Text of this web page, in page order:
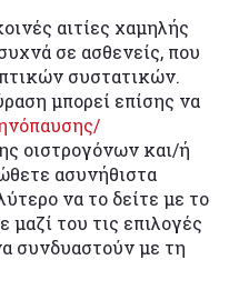
αιτίες χαμηλής
σε ασθενείς, που
συστατικών.
μπορεί επίσης να
οιστρογόνων και/ή
ασυνήθιστα
να το δείτε με το
μαζί του τις επιλογές
συνδυαστούν με τη